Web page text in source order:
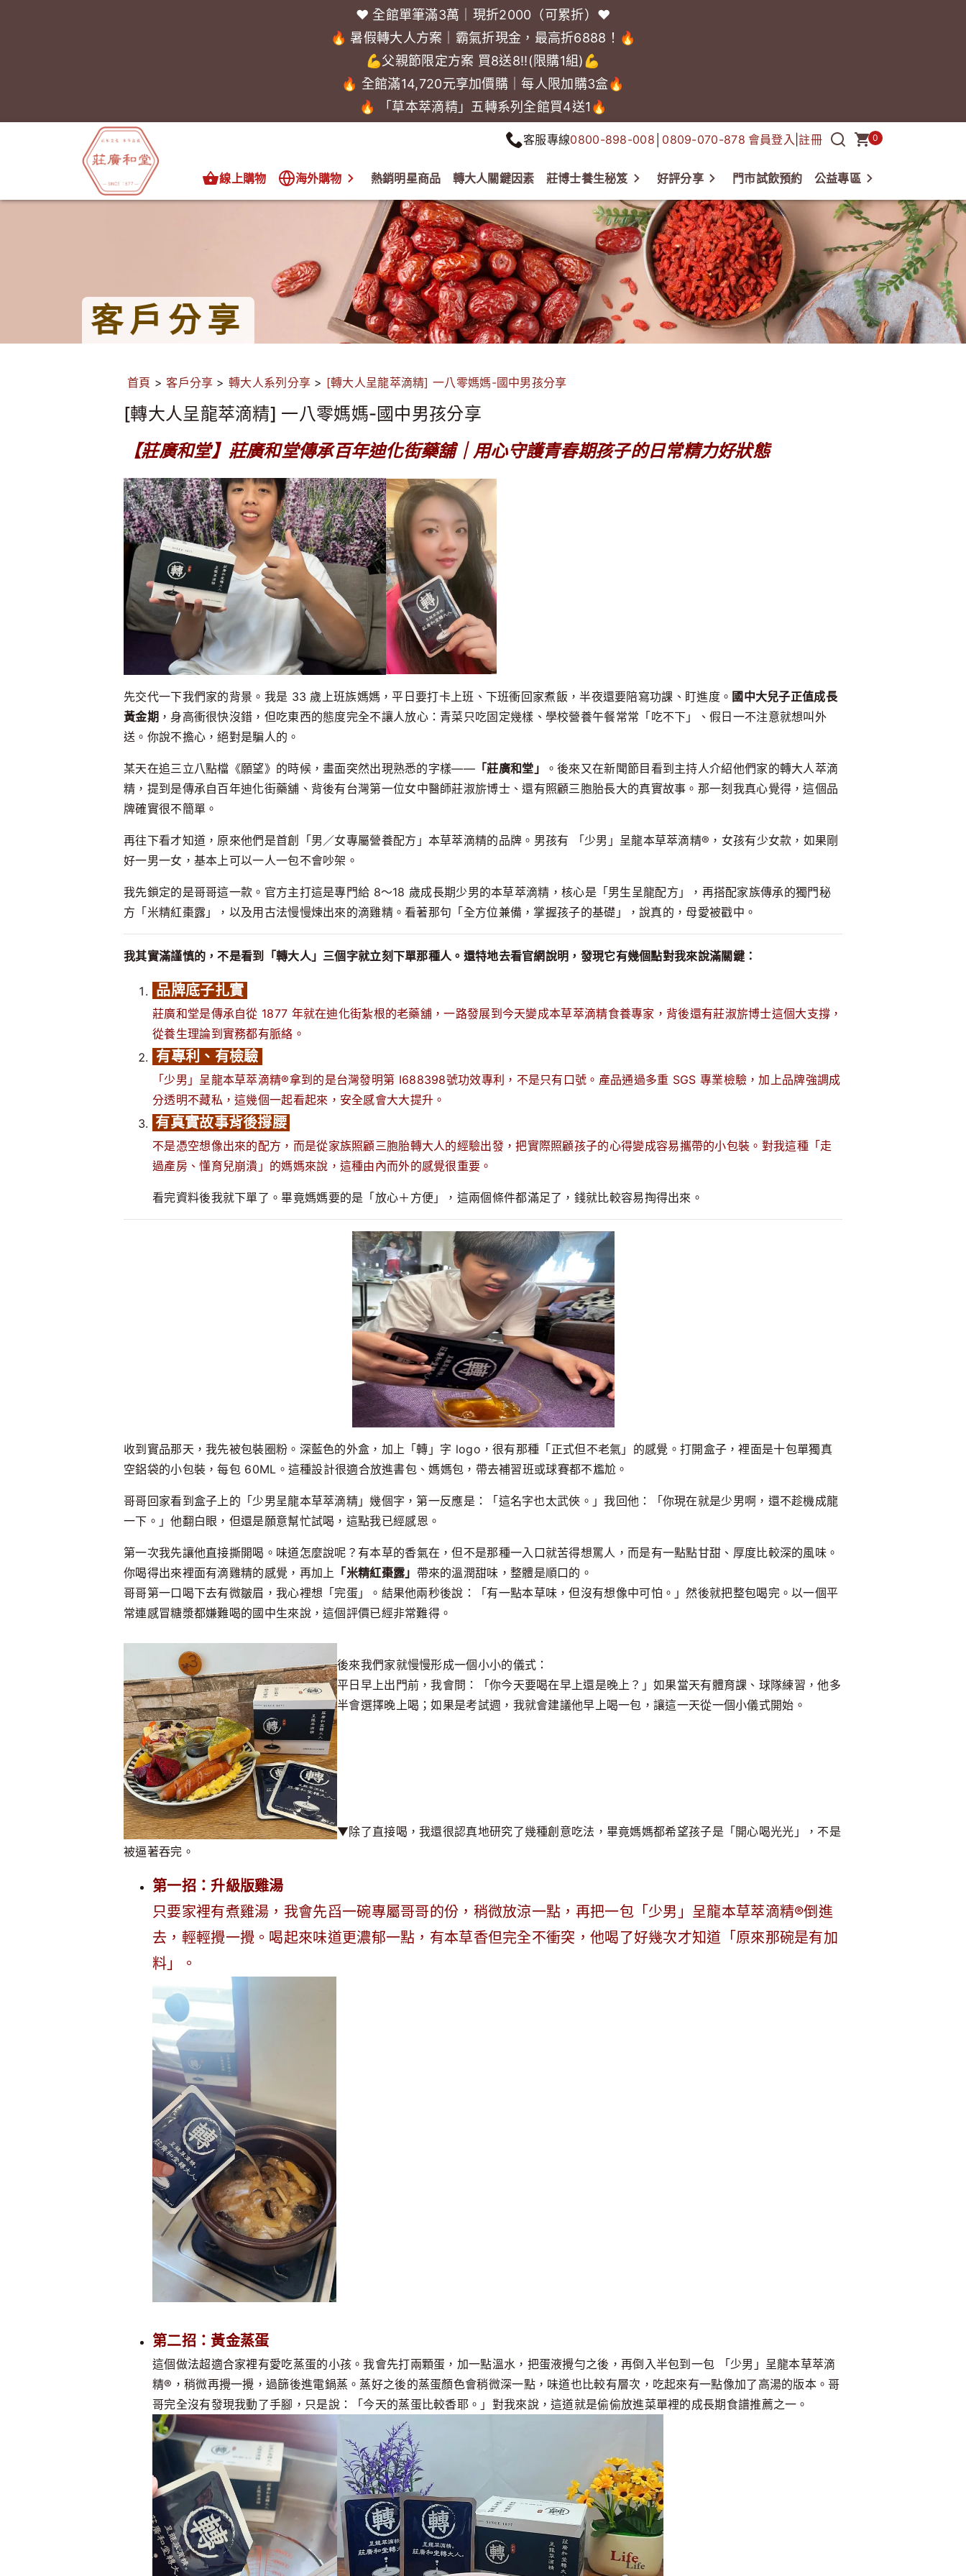
❤️ 全館單筆滿3萬｜現折2000（可累折）❤️
🔥 暑假轉大人方案｜霸氣折現金，最高折6888！🔥
💪父親節限定方案 買8送8!!(限購1組)💪
🔥 全館滿14,720元享加價購｜每人限加購3盒🔥
🔥 「草本萃滴精」五轉系列全館買4送1🔥
客服專線0800-898-008 0809-070-878 會員登入 |註冊 0
線上購物 海外購物 熱銷明星商品 轉大人關鍵因素 莊博士養生秘笈 好評分享 門市試飲預約 公益專區
客戶分享
首頁 >客戶分享 >轉大人系列分享 > [轉大人呈龍萃滴精] 一八零媽媽-國中男孩分享
[轉大人呈龍萃滴精] 一八零媽媽-國中男孩分享
【莊廣和堂】莊廣和堂傳承百年迪化街藥舖｜用心守護青春期孩子的日常精力好狀態
先交代一下我們家的背景。我是 33 歲上班族媽媽，平日要打卡上班、下班衝回家煮飯，半夜還要陪寫功課、盯進度。 國中大兒子正值成長
黃金期，身高衝很快沒錯，但吃東西的態度完全不讓人放心：青菜只吃固定幾樣、學校營養午餐常常「吃不下」、假日一不注意就想叫外
送。你說不擔心，絕對是騙人的。
某天在追三立八點檔《願望》的時候，畫面突然出現熟悉的字樣—— 「莊廣和堂」
。後來又在新聞節目看到主持人介紹他們家的轉大人萃滴
精，提到是傳承自百年迪化街藥舖、背後有台灣第一位女中醫師莊淑旂博士、還有照顧三胞胎長大的真實故事。那一刻我真心覺得，這個品
牌確實很不簡單。
再往下看才知道，原來他們是首創「男／女專屬營養配方」本草萃滴精的品牌。男孩有 「少男」呈龍本草萃滴精®，女孩有少女款，如果剛
好一男一女，基本上可以一人一包不會吵架。
我先鎖定的是哥哥這一款。官方主打這是專門給 8～18 歲成長期少男的本草萃滴精，核心是「男生呈龍配方」，再搭配家族傳承的獨門秘
方「米精紅棗露」，以及用古法慢慢煉出來的滴雞精。看著那句「全方位兼備，掌握孩子的基礎」，說真的，母愛被戳中。
我其實滿謹慎的，不是看到「轉大人」三個字就立刻下單那種人。還特地去看官網說明，發現它有幾個點對我來說滿關鍵：
品牌底子扎實
莊廣和堂是傳承自從 1877 年就在迪化街紮根的老藥舖，一路發展到今天變成本草萃滴精食養專家，背後還有莊淑旂博士這個大支撐，
從養生理論到實務都有脈絡。
有專利、有檢驗
「少男」呈龍本草萃滴精®拿到的是台灣發明第 I688398號功效專利，不是只有口號。產品通過多重 SGS 專業檢驗，加上品牌強調成
分透明不藏私，這幾個一起看起來，安全感會大大提升。
有真實故事背後撐腰
不是憑空想像出來的配方，而是從家族照顧三胞胎轉大人的經驗出發，把實際照顧孩子的心得變成容易攜帶的小包裝 。對我這種「走
過產房、懂育兒崩潰」的媽媽來說，這種由內而外的感覺很重要。
看完資料後我就下單了。畢竟媽媽要的是「放心＋方便」，這兩個條件都滿足了，錢就比較容易掏得出來。
收到實品那天，我先被包裝圈粉。深藍色的外盒，加上「轉」字 logo，很有那種「正式但不老氣」的感覺。打開盒子，裡面是十包單獨真
空鋁袋的小包裝，每包 60ML。這種設計很適合放進書包、媽媽包，帶去補習班或球賽都不尷尬。
哥哥回家看到盒子上的「少男呈龍本草萃滴精」幾個字，第一反應是：「這名字也太武俠。」我回他：「你現在就是少男啊，還不趁機成龍
一下。」他翻白眼，但還是願意幫忙試喝，這點我已經感恩。
第一次我先讓他直接撕開喝。 味道怎麼說呢？有本草的香氣在，但不是那種一入口就苦得想罵人，而是有一點點甘甜、厚度比較深的風味。
你喝得出來裡面有滴雞精的感覺，再加上 「米精紅棗露」 帶來的溫潤甜味，整體是順口的。
哥哥第一口喝下去有微皺眉，我心裡想「完蛋」。結果他兩秒後說：「有一點本草味，但沒有想像中可怕。」然後就把整包喝完。以一個平
常連感冒糖漿都嫌難喝的國中生來說，這個評價已經非常難得。
後來我們家就慢慢形成一個小小的儀式：
平日早上出門前，我會問：「你今天要喝在早上還是晚上？」如果當天有體育課、球隊練習，他多
半會選擇晚上喝；如果是考試週，我就會建議他早上喝一包，讓這一天從一個小儀式開始。
▼除了直接喝，我還很認真地研究了幾種創意吃法，畢竟媽媽都希望孩子是「開心喝光光」，不是
被逼著吞完。
第一招：升級版雞湯
只要家裡有煮雞湯，我會先舀一碗專屬哥哥的份，稍微放涼一點，再把一包「少男」呈龍本草萃滴精®倒進
去，輕輕攪一攪。喝起來味道更濃郁一點，有本草香但完全不衝突，他喝了好幾次才知道「原來那碗是有加
料」。
第二招：黃金蒸蛋
這個做法超適合家裡有愛吃蒸蛋的小孩。我會先打兩顆蛋，加一點溫水，把蛋液攪勻之後，再倒入半包到一包 「少男」呈龍本草萃滴
精®，稍微再攪一攪，過篩後進電鍋蒸。蒸好之後的蒸蛋顏色會稍微深一點，味道也比較有層次，吃起來有一點像加了高湯的版本。哥
哥完全沒有發現我動了手腳，只是說：「今天的蒸蛋比較香耶。」對我來說，這道就是偷偷放進菜單裡的成長期食譜推薦之一。